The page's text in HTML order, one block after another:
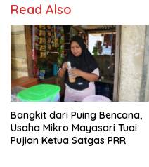
Read Also
Bangkit dari Puing Bencana,
Usaha Mikro Mayasari Tuai
Pujian Ketua Satgas PRR